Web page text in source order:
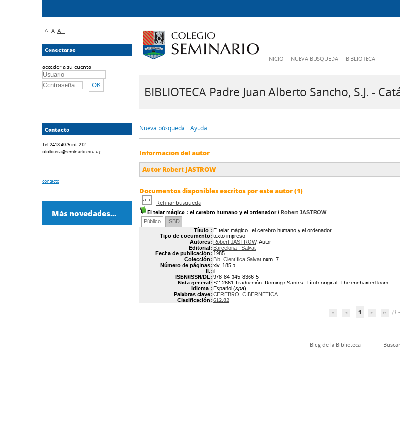
INICIO NUEVA BÚSQUEDA BIBLIOTECA
BIBLIOTECA Padre Juan Alberto Sancho, S.J. -
Nueva búsqueda Ayuda
Información del autor
Autor Robert JASTROW
Documentos disponibles escritos por este autor (1)
Refinar búsqueda
El telar mágico : el cerebro humano y el ordenador/ Robert JASTROW
Público
ISBD
Título : El telar mágico : el cerebro humano y el ordenador
Tipo de documento: texto impreso
Autores: Robert JASTROW, Autor
Editorial: Barcelona : Salvat
Fecha de publicación: 1985
Colección: Bib. Científica Salvat num. 7
Número de páginas: xiv, 185 p
Il.: il
ISBN/ISSN/DL: 978-84-345-8366-5
Nota general: SC 2661 Traducción: Domingo Santos. Título original: The enchanted loom
Idioma : Español (spa)
Palabras clave: CEREBRO CIBERNETICA
Clasificación: 612.82
1 (1
Blog de la Biblioteca
A- A A+
Conectarse
acceder a su cuenta
Contacto
Tel. 2418 4075 int. 212
biblioteca@seminario.edu.uy
contacto
Más novedades...